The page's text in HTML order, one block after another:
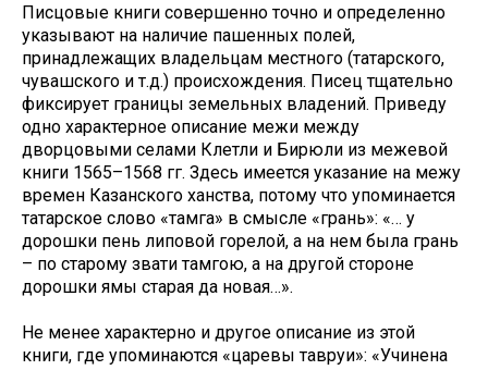
Писцовые книги совершенно точно и определенно
указывают на наличие пашенных полей,
принадлежащих владельцам местного (татарского,
чувашского и т.д.) происхождения. Писец тщательно
фиксирует границы земельных владений. Приведу
одно характерное описание межи между
дворцовыми селами Клетли и Бирюли из межевой
книги 1565–1568 гг. Здесь имеется указание на межу
времен Казанского ханства, потому что упоминается
татарское слово «тамга» в смысле «грань»: «… у
дорошки пень липовой горелой, а на нем была грань
– по старому звати тамгою, а на другой стороне
дорошки ямы старая да новая…».
Не менее характерно и другое описание из этой
книги, где упоминаются «царевы тавруи»: «Учинена